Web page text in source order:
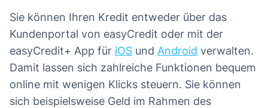
Sie können Ihren Kredit entweder über das
Kundenportal von easyCredit oder mit der
easyCredit+ App für iOS und Android verwalten.
Damit lassen sich zahlreiche Funktionen bequem
online mit wenigen Klicks steuern. Sie können
sich beispielsweise Geld im Rahmen des